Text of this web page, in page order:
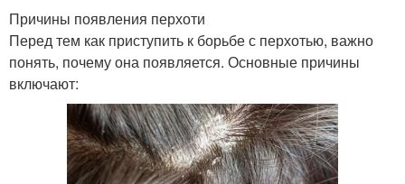
Причины появления перхоти
Перед тем как приступить к борьбе с перхотью, важно
понять, почему она появляется. Основные причины
включают: